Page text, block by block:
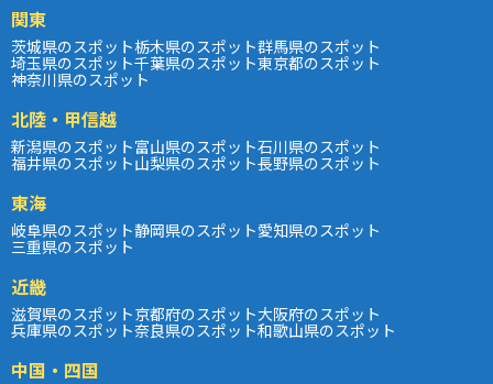
関東
茨城県のスポット栃木県のスポット群馬県のスポット
埼玉県のスポット千葉県のスポット東京都のスポット
神奈川県のスポット
北陸・甲信越
新潟県のスポット富山県のスポット石川県のスポット
福井県のスポット山梨県のスポット長野県のスポット
東海
岐阜県のスポット静岡県のスポット愛知県のスポット
三重県のスポット
近畿
滋賀県のスポット京都府のスポット大阪府のスポット
兵庫県のスポット奈良県のスポット和歌山県のスポット
中国・四国